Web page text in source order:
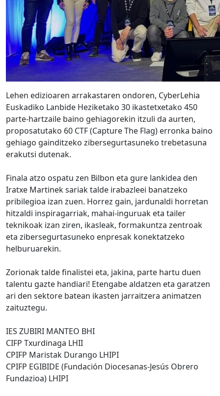
Lehen edizioaren arrakastaren ondoren, CyberLehia
Euskadiko Lanbide Heziketako 30 ikastetxetako 450
parte-hartzaile baino gehiagorekin itzuli da aurten,
proposatutako 60 CTF (Capture The Flag) erronka baino
gehiago gainditzeko zibersegurtasuneko trebetasuna
erakutsi dutenak.
Finala atzo ospatu zen Bilbon eta gure lankidea den
Iratxe Martinek sariak talde irabazleei banatzeko
pribilegioa izan zuen. Horrez gain, jardunaldi horretan
hitzaldi inspiragarriak, mahai-inguruak eta tailer
teknikoak izan ziren, ikasleak, formakuntza zentroak
eta zibersegurtasuneko enpresak konektatzeko
helburuarekin.
Zorionak talde finalistei eta, jakina, parte hartu duen
talentu gazte handiari! Etengabe aldatzen eta garatzen
ari den sektore batean ikasten jarraitzera animatzen
zaituztegu.
IES ZUBIRI MANTEO BHI
CIFP Txurdinaga LHII
CPIFP Maristak Durango LHIPI
CPIFP EGIBIDE (Fundación Diocesanas-Jesús Obrero
Fundazioa) LHIPI